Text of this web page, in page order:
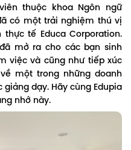
thuộc khoa Ngôn ngữ
có một trải nghiệm thú vị
tế Educa Corporation.
mở ra cho các bạn sinh
việc và cũng như tiếp xúc
một trong những doanh
dạy. Hãy cùng Edupia
nhớ này.